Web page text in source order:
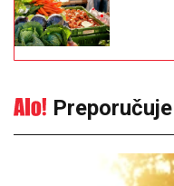
Preporučuje